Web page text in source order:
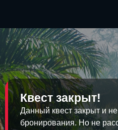
Квест закрыт!
Данный квест закрыт и
бронирования. Но не